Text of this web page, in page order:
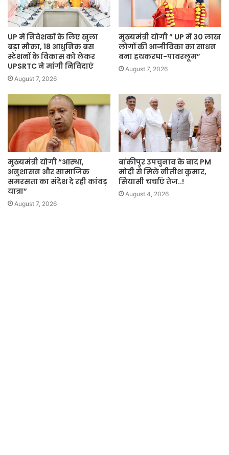
UP में निवेशकों के लिए खुला
बड़ा मौका, 18 आधुनिक बस
स्टेशनों के विकास को लेकर
UPSRTC ने मांगी निविदाएं
August 7, 2026
मुख्यमंत्री योगी ” UP में 30 लाख
लोगों की आजीविका का साधन
बना हथकरघा-पावरलूम”
August 7, 2026
मुख्यमंत्री योगी “आस्था,
अनुशासन और सामाजिक
समरसता का संदेश दे रही कांवड़
यात्रा”
August 7, 2026
बांकीपुर उपचुनाव के बाद PM
मोदी से मिले नीतीश कुमार,
सियासी चर्चाएं तेज..!
August 4, 2026